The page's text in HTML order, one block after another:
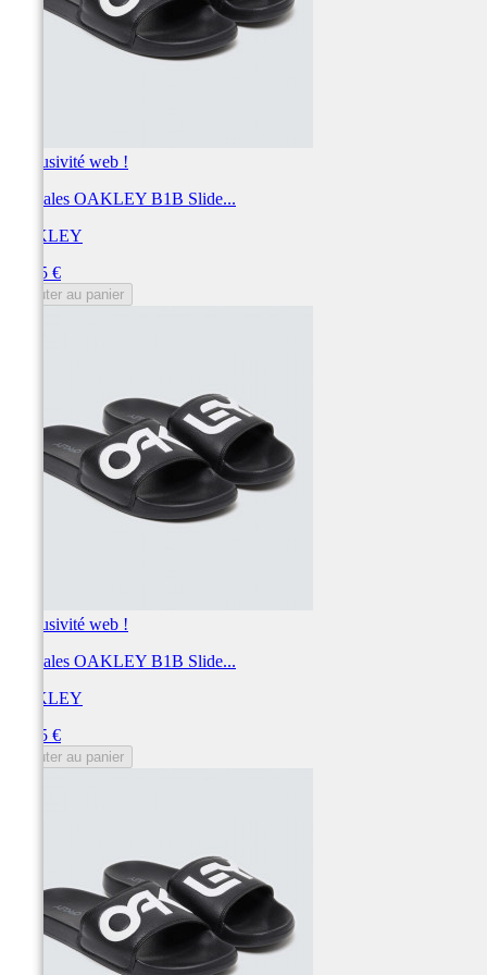
Exclusivité web !
Sandales OAKLEY B1B Slide...
OAKLEY
24,95 €
Ajouter au panier
Exclusivité web !
Sandales OAKLEY B1B Slide...
OAKLEY
24,95 €
Ajouter au panier